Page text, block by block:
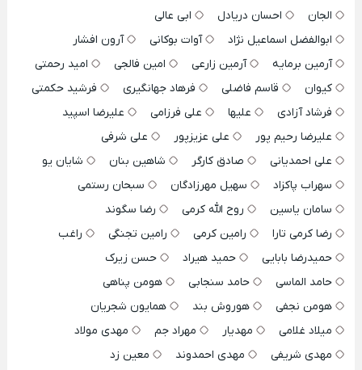
الجان
احسان دریادل
ابی عالی
ابوالفضل اسماعیل نژاد
آوات بوکانی
آرون افشار
آرمین برمایه
آرمین زارعی امین فالجی
امید رحمتی
کیوان
قاسم فاضلی فرهاد جهانگیری
فرشید حکمتی
فرشاد آزادی
علیها علی فرزامی
علیرضا اسپید
علیرضا رحیم پور
علی عزیزپور
علی شرفی
علی احمدیانی
صادق کارگر شاهین بنان
شایان یو
سهراب پاکزاد
سهیل مهرزادگان
سبحان رستمی
سامان یاسین
روح الله کرمی
رضا سگوند
رضا کرمی تارا
رامین کرمی رامین تجنگی
راغب
حمیدرضا بابایی
حمید هیراد
حسن زیرک
حامد الماسی
حامد سنجابی
هومن پناهی
هومن نجفی
هوروش بند
همایون شجریان
میلاد غلامی
مهدیار مهراد جم
مهدی مولاد
مهدی شریفی
مهدی احمدوند
معین زد